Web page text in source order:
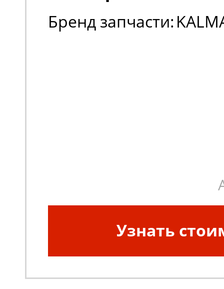
Бренд запчасти:
Узнать